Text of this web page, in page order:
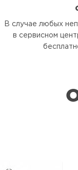
В случае любых
в сервисном